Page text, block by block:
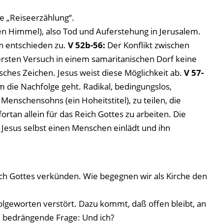
Himmel), also Tod und Auferstehung in Jerusalem.
entschieden zu. V 52b-56: Der Konflikt zwischen
Versuch in einem samaritanischen Dorf keine
Zeichen. Jesus weist diese Möglichkeit ab. V 57-
die Nachfolge geht. Radikal, bedingungslos,
(ein Hoheitstitel), zu teilen, die
allein für das Reich Gottes zu arbeiten. Die
selbst einen Menschen einlädt und ihn
Gottes verkünden. Wie begegnen wir als Kirche den
verstört. Dazu kommt, daß offen bleibt, an
Frage: Und ich?